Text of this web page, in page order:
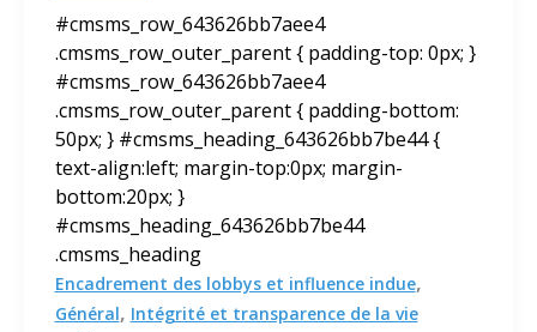
#cmsms_row_643626bb7aee4
.cmsms_row_outer_parent { padding-top: 0px; }
#cmsms_row_643626bb7aee4
.cmsms_row_outer_parent { padding-bottom:
50px; } #cmsms_heading_643626bb7be44 {
text-align:left; margin-top:0px; margin-
bottom:20px; }
#cmsms_heading_643626bb7be44
.cmsms_heading
Encadrement des lobbys et influence indue,
Général, Intégrité et transparence de la vie